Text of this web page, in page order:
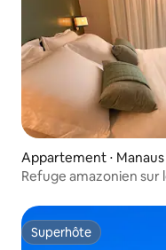
Appartement ⋅ Manaus
Refuge amazonien sur
Superhôte
Superhôte